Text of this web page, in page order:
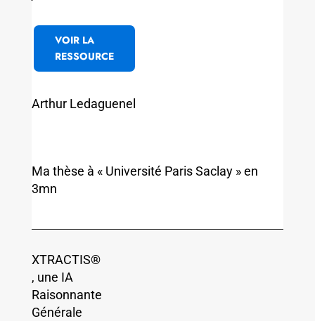
VOIR LA
RESSOURCE
Arthur Ledaguenel
Ma thèse à « Université Paris Saclay » en
3mn
XTRACTIS®
, une IA
Raisonnante
Générale